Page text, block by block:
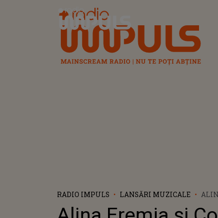
Radio Impuls
RADIO IMPULS LANSĂRI MUZICALE